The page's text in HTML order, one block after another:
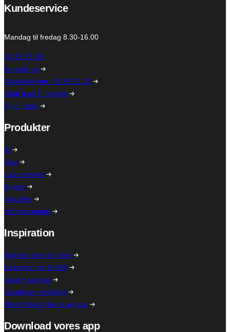
Kundeservice
Mandag til fredag 8.30-16.00
70 29 29 29
Kontakt os
Solsikkelinjen: 70 29 21 21
Chat med Energitte
Find hjælp
Produkter
El
Gas
Ladeløsning
Batteri
Solceller
Varmepumper
Inspiration
Elpriser time for time
Ladestander til elbil
Gasfyr service
Gaspriser udvikling
Meld flytning for el og gas
Download vores app